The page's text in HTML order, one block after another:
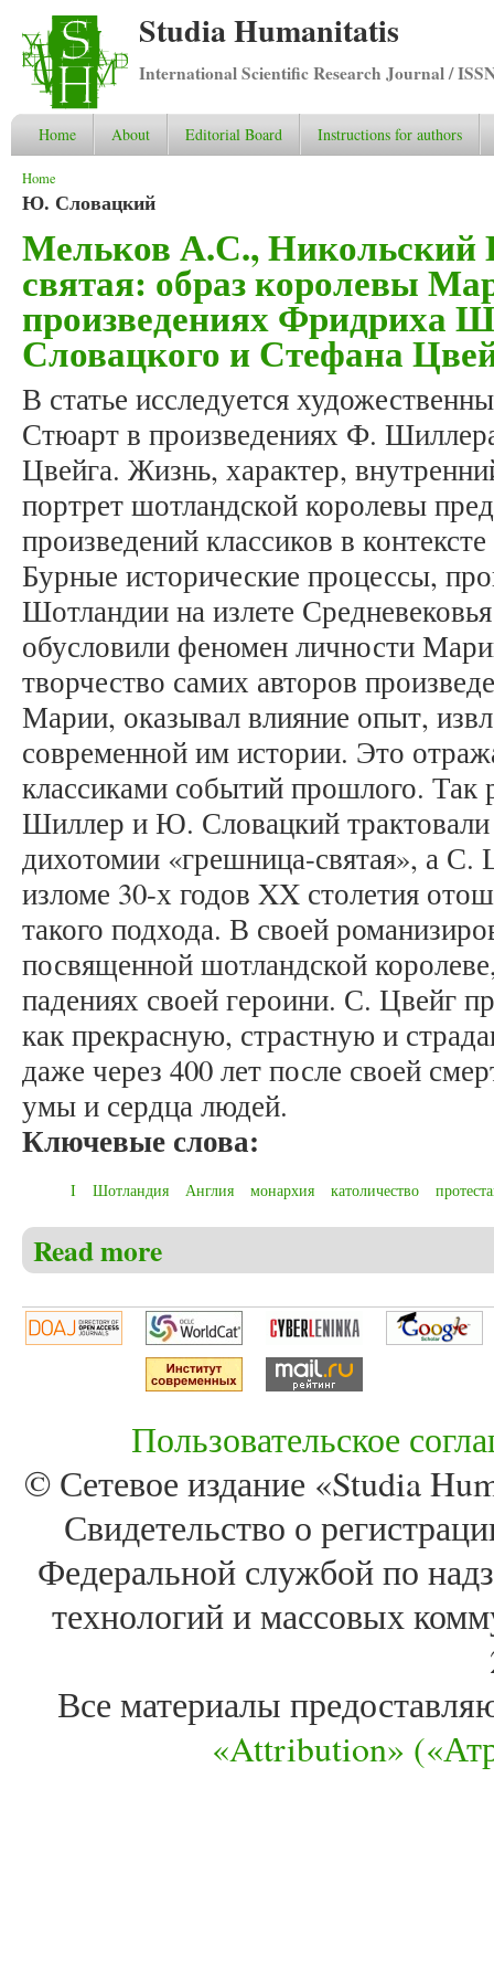
Studia Humanitatis
International Scientific Research Journal /
Home About Editorial Board Instructions for authors
You are here
Home
Ю. Словацкий
Мельков А.С., Никольский
святая: образ королевы
произведениях Фридриха
Словацкого и Стефана
В статье исследуется
Стюарт в произведениях Ф.
Цвейга. Жизнь, характер,
портрет шотландской королевы
произведений классиков в
Бурные исторические процессы,
Шотландии на излете
обусловили феномен личности
творчество самих авторов
Марии, оказывал влияние опыт,
современной им истории. Это
классиками событий прошлого.
Шиллер и Ю. Словацкий
дихотомии «грешница-святая», а С.
изломе 30-х годов XX столетия
такого подхода. В своей
посвященной шотландской
падениях своей героини. С. Цвейг
как прекрасную, страстную и
даже через 400 лет после своей
умы и сердца людей.
Ключевые слова:
I Шотландия Англия монархия католичество
Read more
Пользовательское
© Сетевое издание «Studia
Свидетельство о
Федеральной службой по
технологий и массовых
Все материалы
«Attribution»